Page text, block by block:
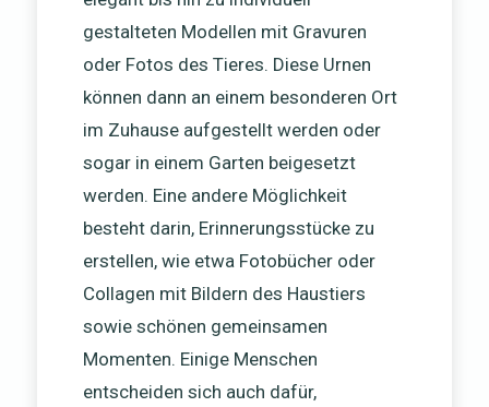
gestalteten Modellen mit Gravuren
oder Fotos des Tieres. Diese Urnen
können dann an einem besonderen Ort
im Zuhause aufgestellt werden oder
sogar in einem Garten beigesetzt
werden. Eine andere Möglichkeit
besteht darin, Erinnerungsstücke zu
erstellen, wie etwa Fotobücher oder
Collagen mit Bildern des Haustiers
sowie schönen gemeinsamen
Momenten. Einige Menschen
entscheiden sich auch dafür,